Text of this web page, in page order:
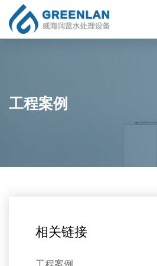
工程案例
相关链接